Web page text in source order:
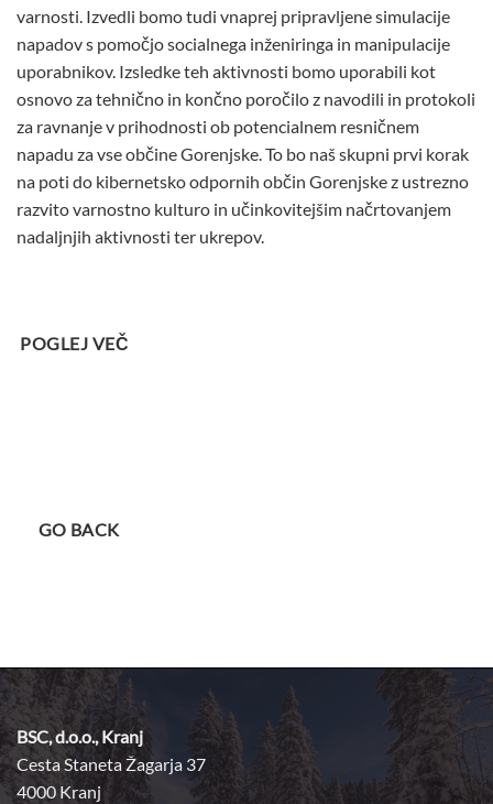
varnosti. Izvedli bomo tudi vnaprej pripravljene simulacije
napadov s pomočjo socialnega inženiringa in manipulacije
uporabnikov. Izsledke teh aktivnosti bomo uporabili kot
osnovo za tehnično in končno poročilo z navodili in protokoli
za ravnanje v prihodnosti ob potencialnem resničnem
napadu za vse občine Gorenjske. To bo naš skupni prvi korak
na poti do kibernetsko odpornih občin Gorenjske z ustrezno
razvito varnostno kulturo in učinkovitejšim načrtovanjem
nadaljnjih aktivnosti ter ukrepov.
POGLEJ VEČ
GO BACK
BSC, d.o.o., Kranj
Cesta Staneta Žagarja 37
4000 Kranj